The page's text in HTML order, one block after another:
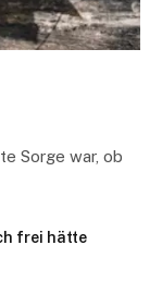
Sorge war, ob
frei hätte